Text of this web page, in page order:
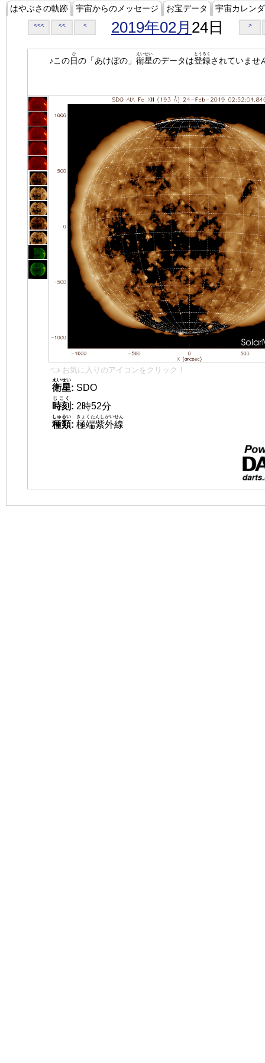
はやぶさの軌跡 宇宙からのメッセージ お宝データ 宇宙カレン
<<< << < 2019年02月 24日 >
♪この日
ひ
の「あけぼの」 衛星
えいせい
のデータは登録
とうろく
されていませ
👈 お気に入りのアイコンをクリック！
衛星
えいせい
: SDO
時刻
じこく
: 2時52分
種類
しゅるい
: 極端紫外線
きょくたんしがいせん